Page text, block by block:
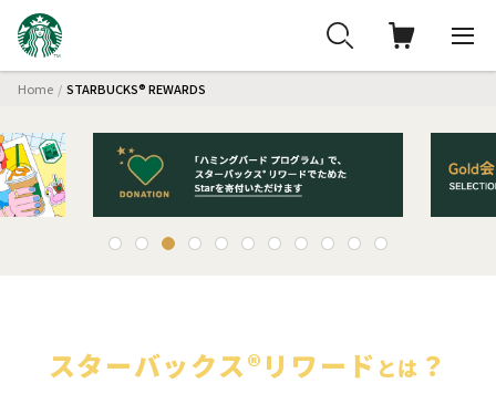
Home STARBUCKS® REWARDS
スターバックス®リワード とは ？